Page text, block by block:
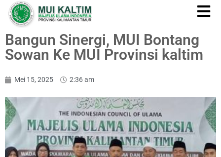
Bangun Sinergi, MUI Bontang
Sowan Ke MUI Provinsi kaltim
Mei 15, 2025 2:36 am